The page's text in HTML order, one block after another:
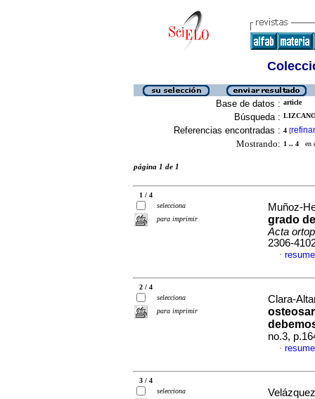
Base de datos : article
Búsqueda :
Referencias encontradas : 4 [refinar
Mostrando: 1 .. 4 en
página 1 de 1
1 / 4
selecciona
para imprimir
Muñoz-
grado
Acta
2306-
·
2 / 4
selecciona
para imprimir
Clara-
no.3,
·
3 / 4
selecciona